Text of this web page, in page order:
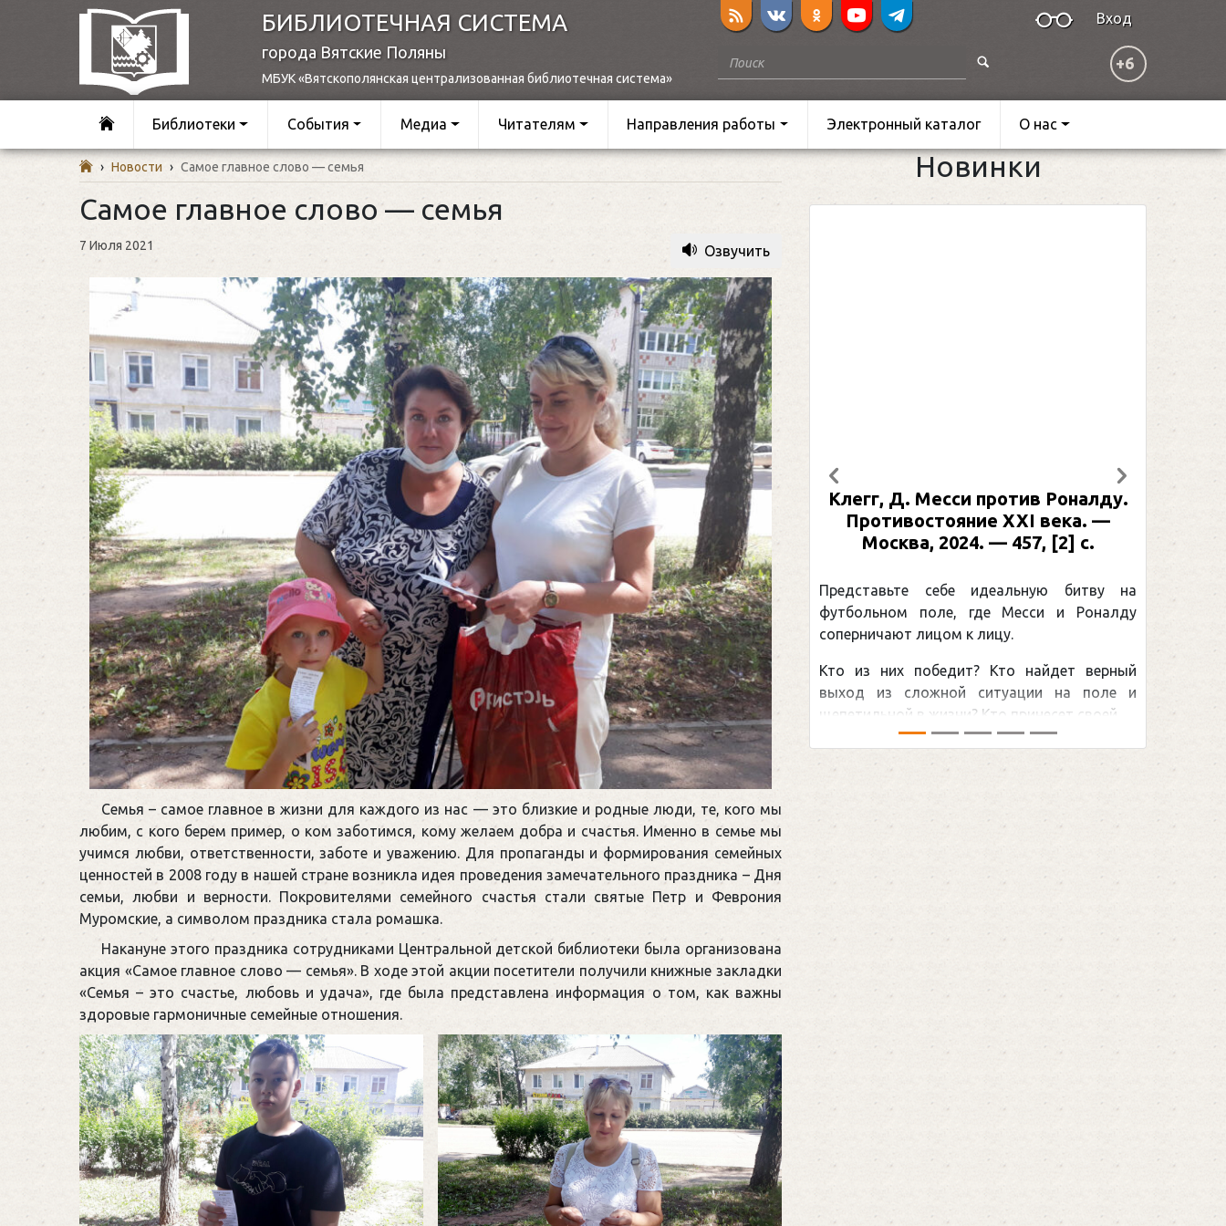
БИБЛИОТЕЧНАЯ СИСТЕМА
города Вятские Поляны
МБУК «Вятскополянская централизованная библиотечная система»
Вход
+6
Библиотеки События Медиа Читателям Направления работы Электронный каталог О нас
› Новости › Самое главное слово — семья
Самое главное слово — семья
7 Июля 2021 Озвучить
Семья – самое главное в жизни для каждого из нас — это близкие и родные люди, те, кого мы
любим, с кого берем пример, о ком заботимся, кому желаем добра и счастья. Именно в семье мы
учимся любви, ответственности, заботе и уважению. Для пропаганды и формирования семейных
ценностей в 2008 году в нашей стране возникла идея проведения замечательного праздника – Дня
семьи, любви и верности. Покровителями семейного счастья стали святые Петр и Феврония
Муромские, а символом праздника стала ромашка.
Накануне этого праздника сотрудниками Центральной детской библиотеки была организована
акция «Самое главное слово — семья». В ходе этой акции посетители получили книжные закладки
«Семья – это счастье, любовь и удача», где была представлена информация о том, как важны
здоровые гармоничные семейные отношения.
Новинки
Клегг, Д. Месси против Роналду.
Противостояние XXI века. —
Москва, 2024. — 457, [2] с.
Представьте себе идеальную битву на
футбольном поле, где Месси и Роналду
соперничают лицом к лицу.
Кто из них победит? Кто найдет верный
выход из сложной ситуации на поле и
щепетильной в жизни? Кто принесет своей ...
Предыдущий Следующий